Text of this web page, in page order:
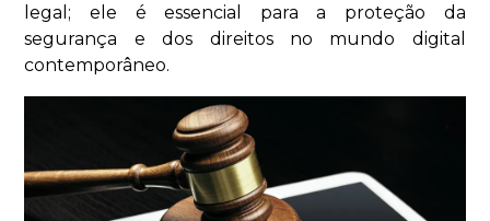
legal; ele é essencial para a proteção da
segurança e dos direitos no mundo digital
contemporâneo.